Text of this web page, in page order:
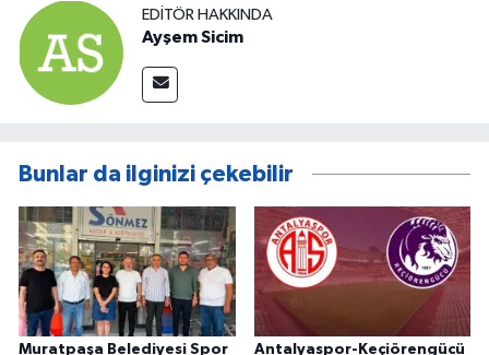
EDITÖR HAKKINDA
Ayşem Sicim
Bunlar da ilginizi çekebilir
Muratpaşa Belediyesi Spor
Antalyaspor-Keçiörengücü